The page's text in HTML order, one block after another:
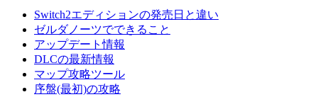
Switch2エディションの発売日と違い
ゼルダノーツでできること
アップデート情報
DLCの最新情報
マップ攻略ツール
序盤(最初)の攻略